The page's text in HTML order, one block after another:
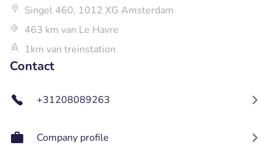
Singel 460, 1012 XG Amsterdam
463 km van Le Havre
1km van treinstation
Contact
+31208089263
Company profile